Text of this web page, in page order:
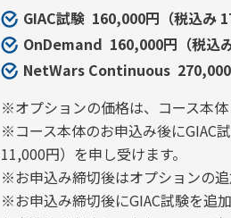
GIAC試験 160,000円（税込み
OnDemand 160,000円（税込
NetWars Continuous 270,000
※オプションの価格は、コース本体
※コース本体のお申込み後にGIAC
11,000円）を申し受けます。
※お申込み締切後はオプションの
※お申込み締切後にGIAC試験を追加